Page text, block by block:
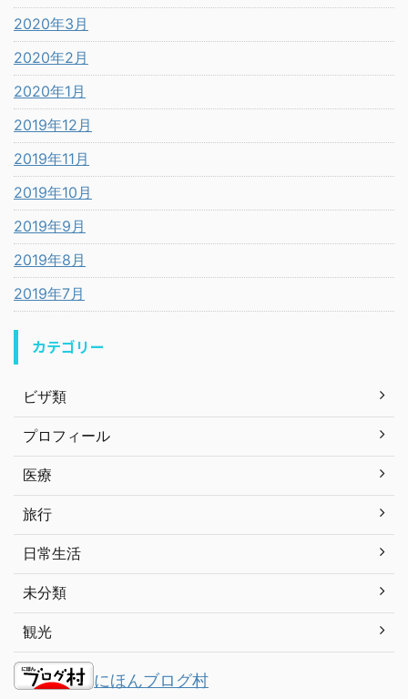
2020年3月
2020年2月
2020年1月
2019年12月
2019年11月
2019年10月
2019年9月
2019年8月
2019年7月
カテゴリー
ビザ類
プロフィール
医療
旅行
日常生活
未分類
観光
にほんブログ村